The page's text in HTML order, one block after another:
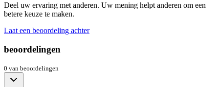
Deel uw ervaring met anderen. Uw mening helpt anderen om een
betere keuze te maken.
Laat een beoordeling achter
beoordelingen
0 van beoordelingen